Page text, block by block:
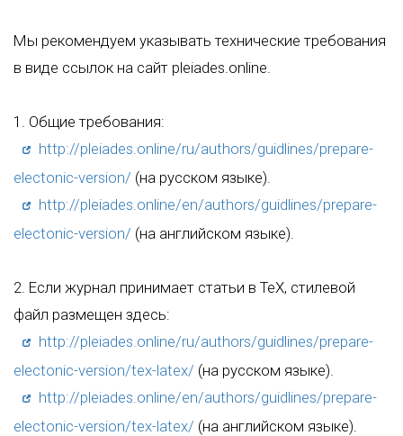
Мы рекомендуем указывать технические требования
в виде ссылок на сайт pleiades.online.
1. Общие требования:
http://pleiades.online/ru/authors/guidlines/prepare-
electonic-version/ (на русском языке).
http://pleiades.online/en/authors/guidlines/prepare-
electonic-version/ (на английском языке).
2. Если журнал принимает статьи в ТеХ, стилевой
файл размещен здесь:
http://pleiades.online/ru/authors/guidlines/prepare-
electonic-version/tex-latex/ (на русском языке).
http://pleiades.online/en/authors/guidlines/prepare-
electonic-version/tex-latex/ (на английском языке).